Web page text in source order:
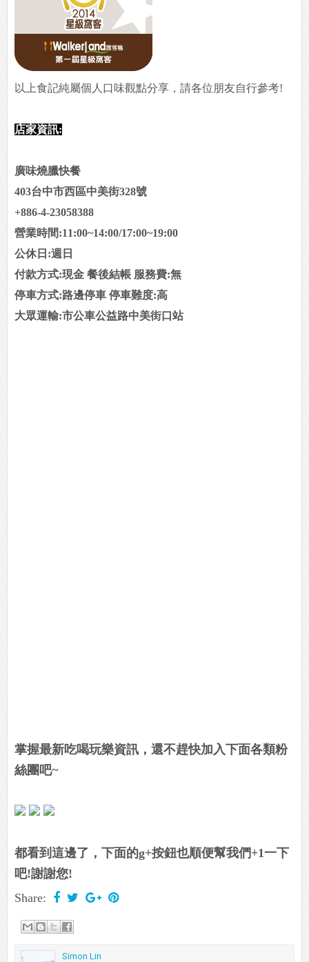
以上食記純屬個人口味觀點分享，請各位朋友自行參考!
店家資訊:
廣味燒臘快餐
403台中市西區中美街328號
+886-4-23058388
營業時間:11:00~14:00/17:00~19:00
公休日:週日
付款方式:現金 餐後結帳 服務費:無
停車方式:路邊停車 停車難度:高
大眾運輸:市公車公益路中美街口站
掌握最新吃喝玩樂資訊，還不趕快加入下面各類粉
絲團吧~
都看到這邊了，下面的g+按鈕也順便幫我們+1一下
吧!謝謝您!
Share:
Simon Lin